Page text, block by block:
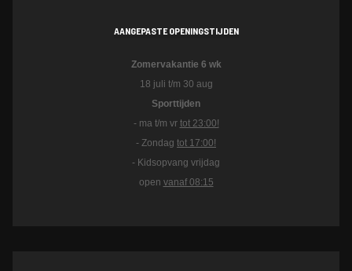
AANGEPASTE OPENINGSTIJDEN
Zomervakantie 6 wk
18 juli t/m 30 aug
Sporttijden
- ma t/m vr tot 23:00!
- Zondag tot 17:00!
- Kidsopvang vrijdag
open vanaf 08:15